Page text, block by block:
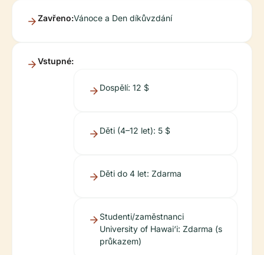
Zavřeno:Vánoce a Den díkůvzdání
Vstupné:
Dospělí: 12 $
Děti (4–12 let): 5 $
Děti do 4 let: Zdarma
Studenti/zaměstnanci
University of Hawai‘i: Zdarma (s
průkazem)